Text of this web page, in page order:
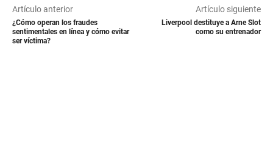
Artículo anterior
¿Cómo operan los fraudes
sentimentales en línea y cómo evitar
ser víctima?
Artículo siguiente
Liverpool destituye a Arne Slot
como su entrenador